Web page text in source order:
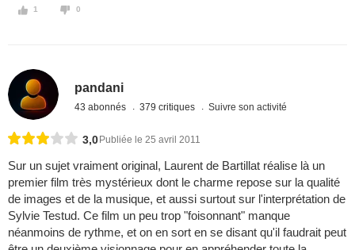
1 0
pandani
43 abonnés 379 critiques Suivre son activité
3,0 Publiée le 25 avril 2011
Sur un sujet vraiment original, Laurent de Bartillat réalise là un
premier film très mystérieux dont le charme repose sur la qualité
de images et de la musique, et aussi surtout sur l'interprétation de
Sylvie Testud. Ce film un peu trop "foisonnant" manque
néanmoins de rythme, et on en sort en se disant qu'il faudrait peut